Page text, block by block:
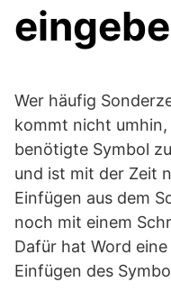
Wer häufig
kommt nicht
benötigte Symbol
und ist mit der Zeit
Einfügen aus dem
noch mit einem
Dafür hat Word
Einfügen des